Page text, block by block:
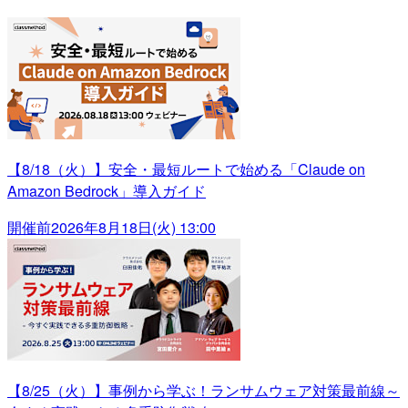
【8/18（火）】安全・最短ルートで始める「Claude on
Amazon Bedrock」導入ガイド
開催前2026年8月18日(火) 13:00
【8/25（火）】事例から学ぶ！ランサムウェア対策最前線～